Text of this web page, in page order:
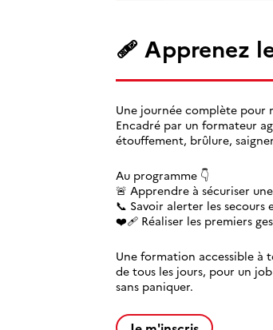
🩹 Apprenez
Une journée complète pour
Encadré par un formateur
étouffement, brûlure,
Au programme 👇
🚨 Apprendre à sécuriser
📞 Savoir alerter les secours
❤️‍🩹 Réaliser les premiers
Une formation accessible à
de tous les jours, pour un
sans paniquer.